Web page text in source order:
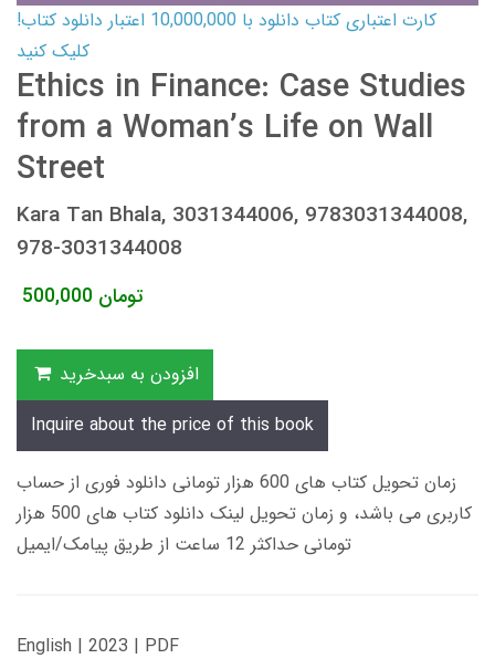
کارت اعتباری کتاب دانلود با 10,000,000 اعتبار دانلود کتاب!
کلیک کنید
Ethics in Finance: Case Studies
from a Woman’s Life on Wall
Street
Kara Tan Bhala, 3031344006, 9783031344008,
978-3031344008
500,000 تومان
افزودن به سبدخرید
Inquire about the price of this book
زمان تحویل کتاب های 600 هزار تومانی دانلود فوری از حساب
کاربری می باشد، و زمان تحویل لینک دانلود کتاب های 500 هزار
تومانی حداکثر 12 ساعت از طریق پیامک/ایمیل
English | 2023 | PDF